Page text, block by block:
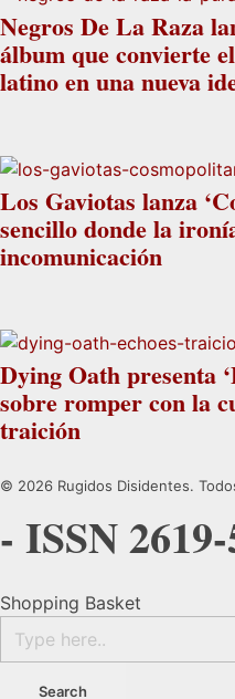
Negros De La Raza
álbum que convierte
latino en una nueva
Los Gaviotas lanza
sencillo donde la
incomunicación
Dying Oath presenta
sobre romper con la
traición
© 2026 Rugidos Disidentes.
- ISSN
Shopping Basket